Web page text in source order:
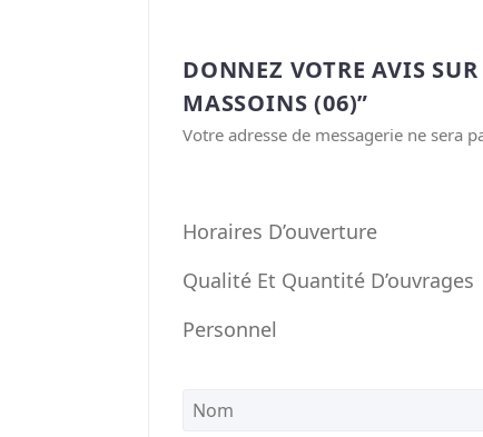
DONNEZ VOTRE AVIS
MASSOINS (06)”
Votre adresse de messagerie ne sera
Horaires D’ouverture
Qualité Et Quantité D’ouvrages
Personnel